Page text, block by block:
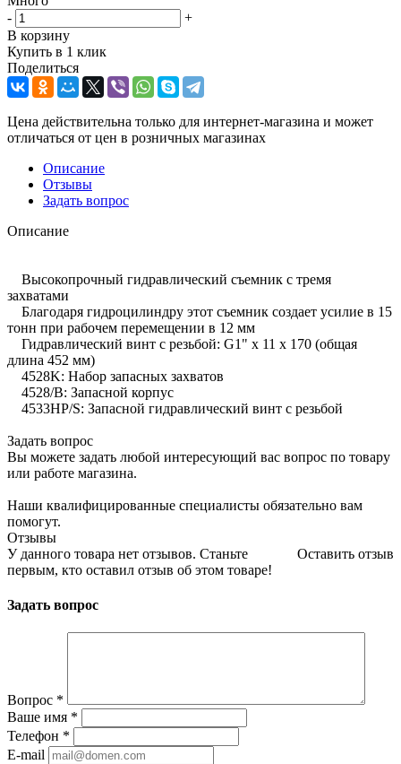
-
+
В корзину
Купить в 1 клик
Поделиться
Цена действительна только для интернет-магазина и может
отличаться от цен в розничных магазинах
Описание
Отзывы
Задать вопрос
Описание
Высокопрочный гидравлический съемник с тремя
захватами
Благодаря гидроцилиндру этот съемник создает усилие в 15
тонн при рабочем перемещении в 12 мм
Гидравлический винт с резьбой: G1" x 11 x 170 (общая
длина 452 мм)
4528K: Набор запасных захватов
4528/B: Запасной корпус
4533HP/S: Запасной гидравлический винт с резьбой
Задать вопрос
Вы можете задать любой интересующий вас вопрос по товару
или работе магазина.
Наши квалифицированные специалисты обязательно вам
помогут.
Отзывы
Оставить отзыв
У данного товара нет отзывов. Станьте
первым, кто оставил отзыв об этом товаре!
Задать вопрос
Вопрос *
Ваше имя *
Телефон *
E-mail